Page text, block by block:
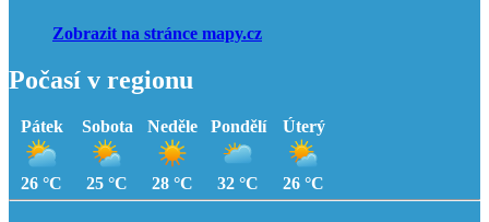
Zobrazit na stránce mapy.cz
Počasí v regionu
Pátek
26 °C
Sobota
25 °C
Neděle
28 °C
Pondělí
32 °C
Úterý
26 °C